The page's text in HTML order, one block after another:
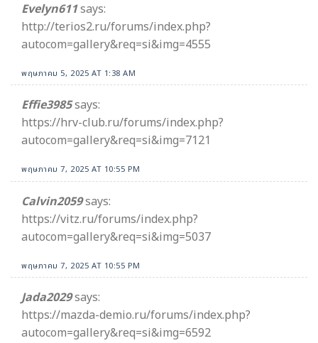
Evelyn611says:
http://terios2.ru/forums/index.php?
autocom=gallery&req=si&img=4555
พฤษภาคม 5, 2025 AT 1:38 AM
Effie3985says:
https://hrv-club.ru/forums/index.php?
autocom=gallery&req=si&img=7121
พฤษภาคม 7, 2025 AT 10:55 PM
Calvin2059says:
https://vitz.ru/forums/index.php?
autocom=gallery&req=si&img=5037
พฤษภาคม 7, 2025 AT 10:55 PM
Jada2029says:
https://mazda-demio.ru/forums/index.php?
autocom=gallery&req=si&img=6592